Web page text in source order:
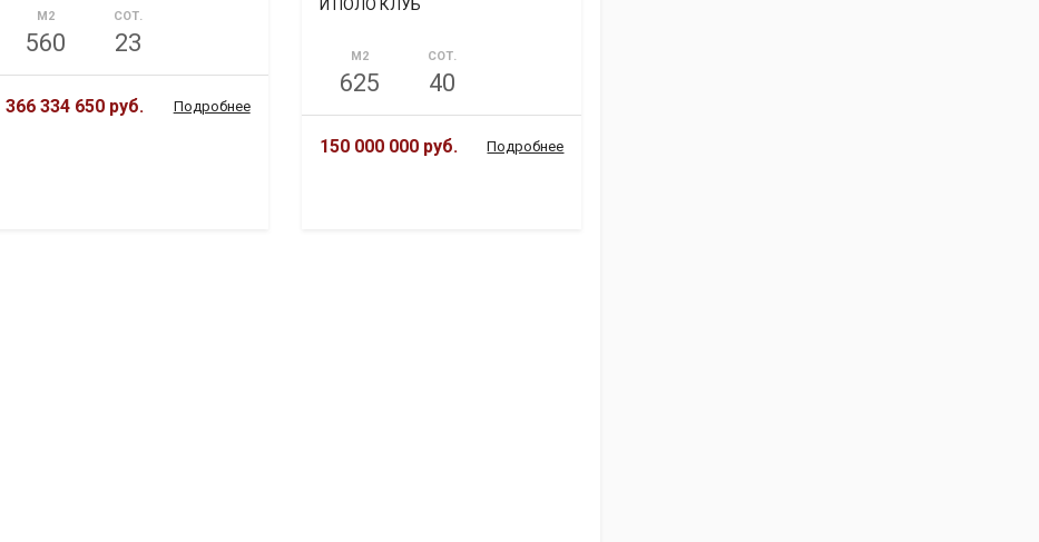
М2
560
СОТ.
23
366 334 650 руб. Подробнее
И ПОЛО КЛУБ
М2
625
СОТ.
40
150 000 000 руб. Подробнее